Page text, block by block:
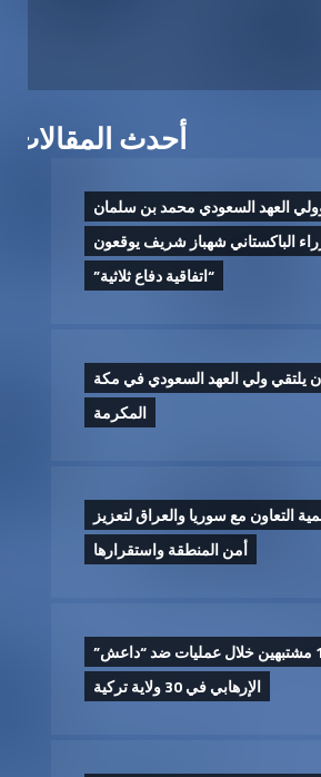
أحدث المقالات
العهد السعودي محمد بن سلمان
الباكستاني شهباز شريف يوقعون
“اتفاقية دفاع ثلاثية”
يلتقي ولي العهد السعودي في مكة
المكرمة
التعاون مع سوريا والعراق لتعزيز
أمن المنطقة واستقرارها
توقيف 104 مشتبهين خلال عمليات ضد “داعش”
الإرهابي في 30 ولاية تركية